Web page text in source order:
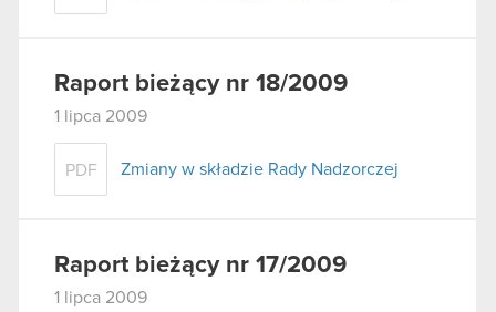
Raport bieżący nr 18/2009
1 lipca 2009
PDF Zmiany w składzie Rady Nadzorczej
Raport bieżący nr 17/2009
1 lipca 2009